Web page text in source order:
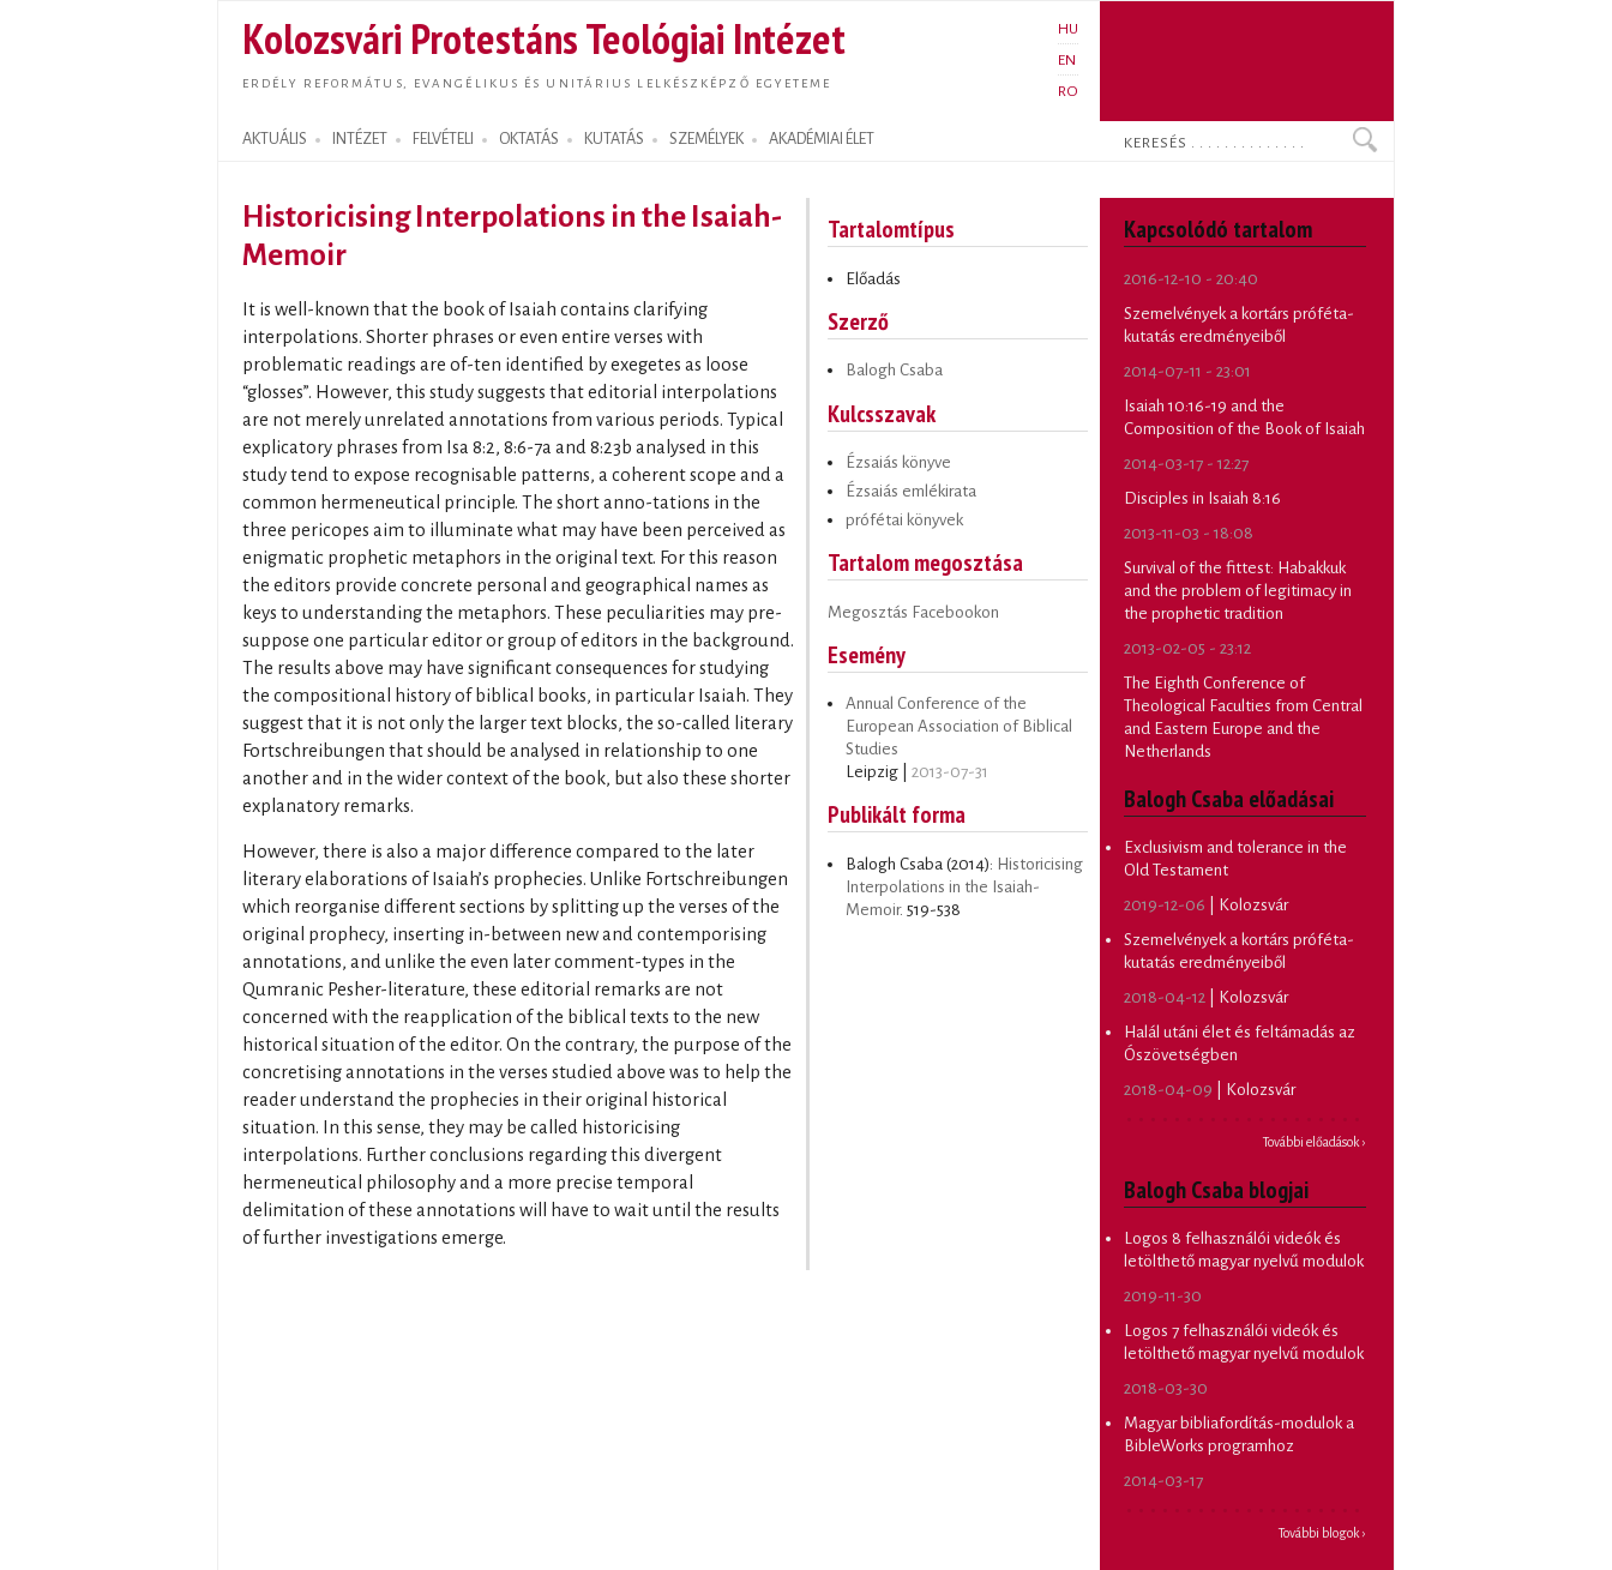
tartalomra
Kolozsvári Protestáns Teológiai Intézet
ERDÉLY REFORMÁTUS, EVANGÉLIKUS ÉS UNITÁRIUS LELKÉSZKÉPZŐ EGYETEME
HU
EN
RO
AKTUÁLIS INTÉZET FELVÉTELI OKTATÁS KUTATÁS SZEMÉLYEK AKADÉMIAI ÉLET
Search form
Keresés
Historicising Interpolations in the Isaiah-
Memoir
It is well-known that the book of Isaiah contains clarifying
interpolations. Shorter phrases or even entire verses with
problematic readings are of-ten identified by exegetes as loose
“glosses”. However, this study suggests that editorial interpolations
are not merely unrelated annotations from various periods. Typical
explicatory phrases from Isa 8:2, 8:6-7a and 8:23b analysed in this
study tend to expose recognisable patterns, a coherent scope and a
common hermeneutical principle. The short anno-tations in the
three pericopes aim to illuminate what may have been perceived as
enigmatic prophetic metaphors in the original text. For this reason
the editors provide concrete personal and geographical names as
keys to understanding the metaphors. These peculiarities may pre-
suppose one particular editor or group of editors in the background.
The results above may have significant consequences for studying
the compositional history of biblical books, in particular Isaiah. They
suggest that it is not only the larger text blocks, the so-called literary
Fortschreibungen that should be analysed in relationship to one
another and in the wider context of the book, but also these shorter
explanatory remarks.
However, there is also a major difference compared to the later
literary elaborations of Isaiah’s prophecies. Unlike Fortschreibungen
which reorganise different sections by splitting up the verses of the
original prophecy, inserting in-between new and contemporising
annotations, and unlike the even later comment-types in the
Qumranic Pesher-literature, these editorial remarks are not
concerned with the reapplication of the biblical texts to the new
historical situation of the editor. On the contrary, the purpose of the
concretising annotations in the verses studied above was to help the
reader understand the prophecies in their original historical
situation. In this sense, they may be called historicising
interpolations. Further conclusions regarding this divergent
hermeneutical philosophy and a more precise temporal
delimitation of these annotations will have to wait until the results
of further investigations emerge.
Tartalomtípus
Előadás
Szerző
Balogh Csaba
Kulcsszavak
Ézsaiás könyve
Ézsaiás emlékirata
prófétai könyvek
Tartalom megosztása
Megosztás Facebookon
Esemény
Annual Conference of the
European Association of Biblical
Studies
Leipzig | 2013-07-31
Publikált forma
Balogh Csaba (2014): Historicising
Interpolations in the Isaiah-
Memoir. 519-538
Kapcsolódó tartalom
2016-12-10 - 20:40
Szemelvények a kortárs próféta-
kutatás eredményeiből
2014-07-11 - 23:01
Isaiah 10:16-19 and the
Composition of the Book of Isaiah
2014-03-17 - 12:27
Disciples in Isaiah 8:16
2013-11-03 - 18:08
Survival of the fittest: Habakkuk
and the problem of legitimacy in
the prophetic tradition
2013-02-05 - 23:12
The Eighth Conference of
Theological Faculties from Central
and Eastern Europe and the
Netherlands
Balogh Csaba előadásai
Exclusivism and tolerance in the
Old Testament
2019-12-06 | Kolozsvár
Szemelvények a kortárs próféta-
kutatás eredményeiből
2018-04-12 | Kolozsvár
Halál utáni élet és feltámadás az
Ószövetségben
2018-04-09 | Kolozsvár
További előadások ›
Balogh Csaba blogjai
Logos 8 felhasználói videók és
letölthető magyar nyelvű modulok
2019-11-30
Logos 7 felhasználói videók és
letölthető magyar nyelvű modulok
2018-03-30
Magyar bibliafordítás-modulok a
BibleWorks programhoz
2014-03-17
További blogok ›